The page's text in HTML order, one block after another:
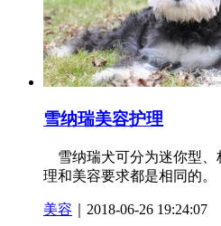
雪纳瑞美容护理
雪纳瑞犬可分为迷你型、
理和美容要求都是相同的。
美容 ｜2018-06-26 19:24:07